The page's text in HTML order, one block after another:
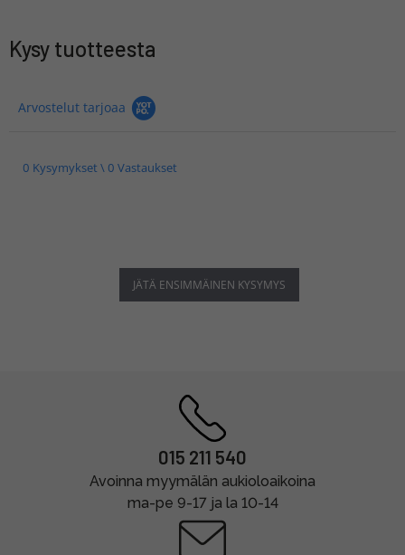
Kysy tuotteesta
Arvostelut tarjoaa
0 Kysymykset \ 0 Vastaukset
JÄTÄ ENSIMMÄINEN KYSYMYS
015 211 540
Avoinna myymälän aukioloaikoina
ma-pe 9-17 ja la 10-14